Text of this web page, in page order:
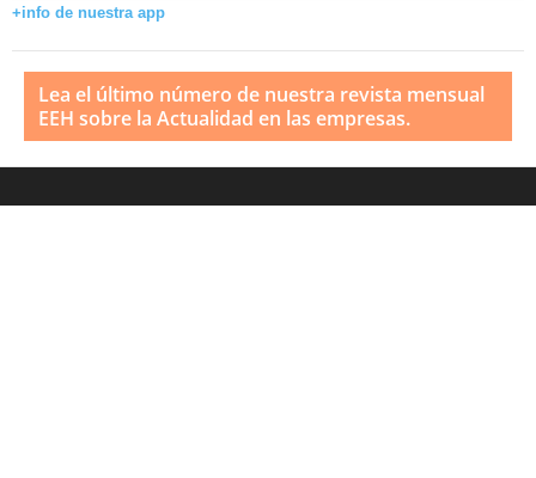
+info de nuestra app
Lea el último número de nuestra revista mensual
EEH sobre la Actualidad en las empresas.